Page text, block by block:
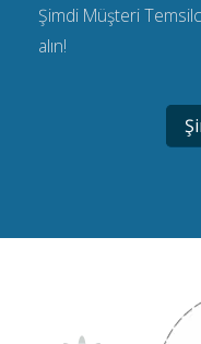
Şimdi Müşteri
alın!